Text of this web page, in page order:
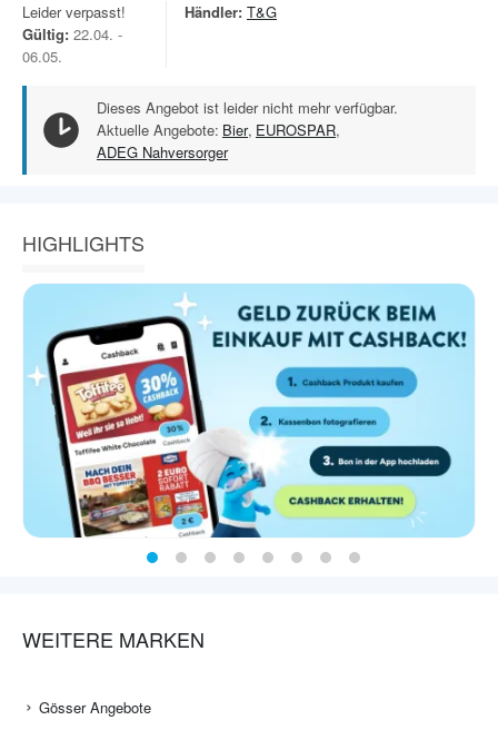
Leider verpasst!
Gültig: 22.04. -
06.05.
Händler: T&G
Dieses Angebot ist leider nicht mehr verfügbar.
Aktuelle Angebote: Bier, EUROSPAR,
ADEG Nahversorger
HIGHLIGHTS
WEITERE MARKEN
Gösser Angebote